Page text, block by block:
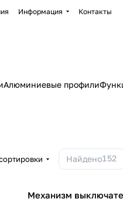
Информация Контакты
Алюминиевые профили
Найдено152
Механизм